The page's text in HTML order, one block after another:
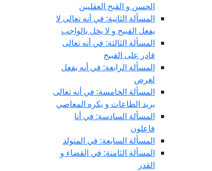
الحسن و القبح العقليين
المسألة الثانية: في أنه تعالى لا
يفعل القبيح و لا يخل بالواجب
المسألة الثالثة: في أنه تعالى
قادر على القبيح
المسألة الرابعة: في أنه يفعل
لغرض
المسألة الخامسة: في أنه تعالى
يريد الطاعات و يكره المعاصي
المسألة السادسة: في أنا
فاعلون
المسألة السابعة: في المتولد
المسألة الثامنة: في القضاء و
القدر